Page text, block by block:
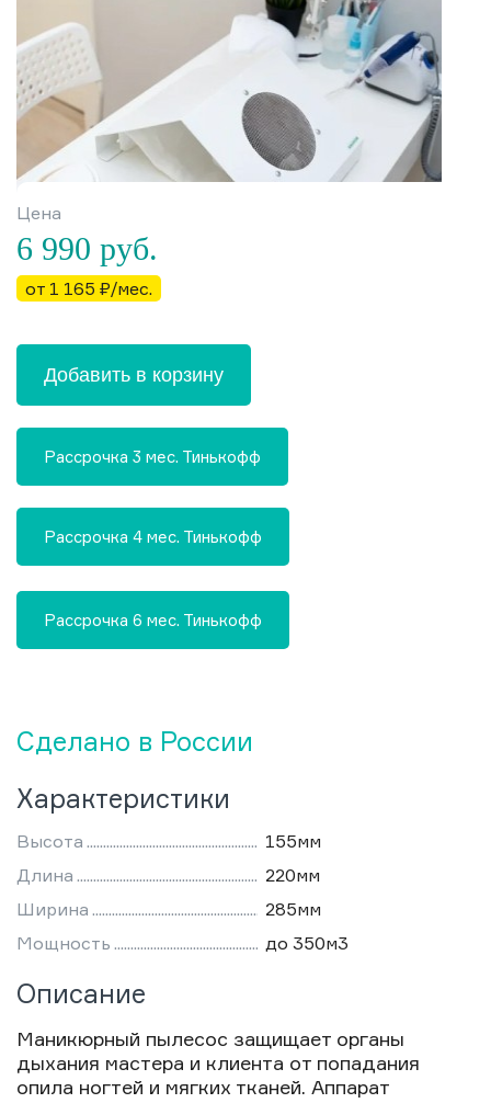
Сделано в России
Характеристики
Высота
155мм
Длина
220мм
Ширина
285мм
Мощность
до 350м3
Описание
Маникюрный пылесос защищает органы
дыхания мастера и клиента от попадания
опила ногтей и мягких тканей. Аппарат
Цена
6 990 руб.
от 1 165 ₽/мес.
Добавить в корзину
Рассрочка 3 мес. Тинькофф
Рассрочка 4 мес. Тинькофф
Рассрочка 6 мес. Тинькофф